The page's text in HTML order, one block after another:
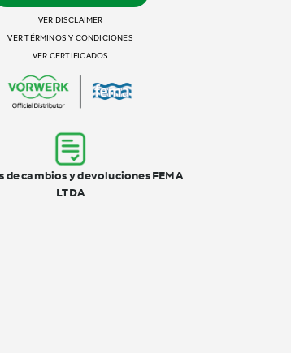
VER DISCLAIMER
VER TÉRMINOS Y CONDICIONES
VER CERTIFICADOS
de cambios y devoluciones FEMA
LTDA